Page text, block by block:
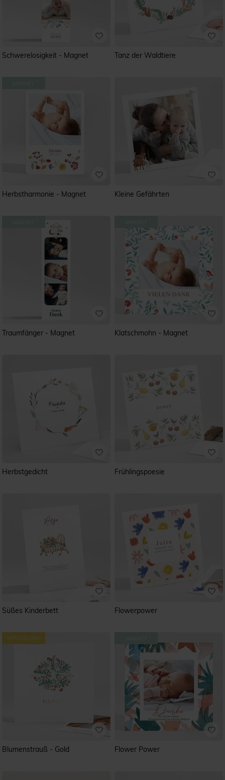
Schwerelosigkeit - Magnet Tanz der Waldtiere
Herbstharmonie - Magnet Kleine Gefährten
Traumfänger - Magnet Klatschmohn - Magnet
Herbstgedicht Frühlingspoesie
Süßes Kinderbett Flowerpower
Blumenstrauß - Gold Flower Power